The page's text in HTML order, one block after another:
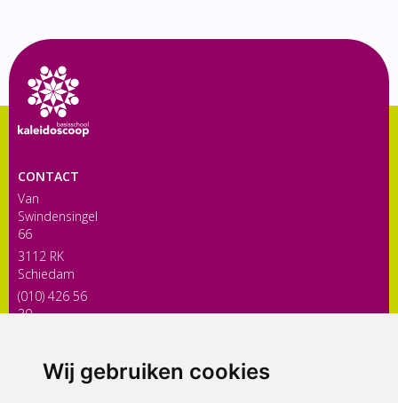
Wij gebruiken cookies
CONTACT
Van
Swindensingel
66
3112 RK
Schiedam
(010) 426 56
30
ONDERDEEL VAN